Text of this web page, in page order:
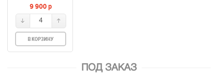
9 900p
4
В КОРЗИНУ
ПОД ЗАКАЗ